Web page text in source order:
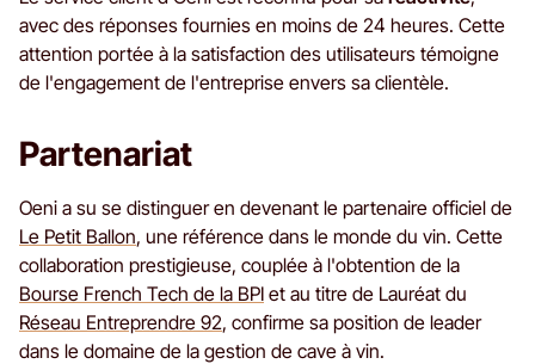
avec des réponses fournies en moins de 24 heures. Cette
attention portée à la satisfaction des utilisateurs témoigne
de l'engagement de l'entreprise envers sa clientèle.
Partenariat
Oeni a su se distinguer en devenant le partenaire officiel de
Le Petit Ballon, une référence dans le monde du vin. Cette
collaboration prestigieuse, couplée à l'obtention de la
Bourse French Tech de la BPI et au titre de Lauréat du
Réseau Entreprendre 92, confirme sa position de leader
dans le domaine de la gestion de cave à vin.